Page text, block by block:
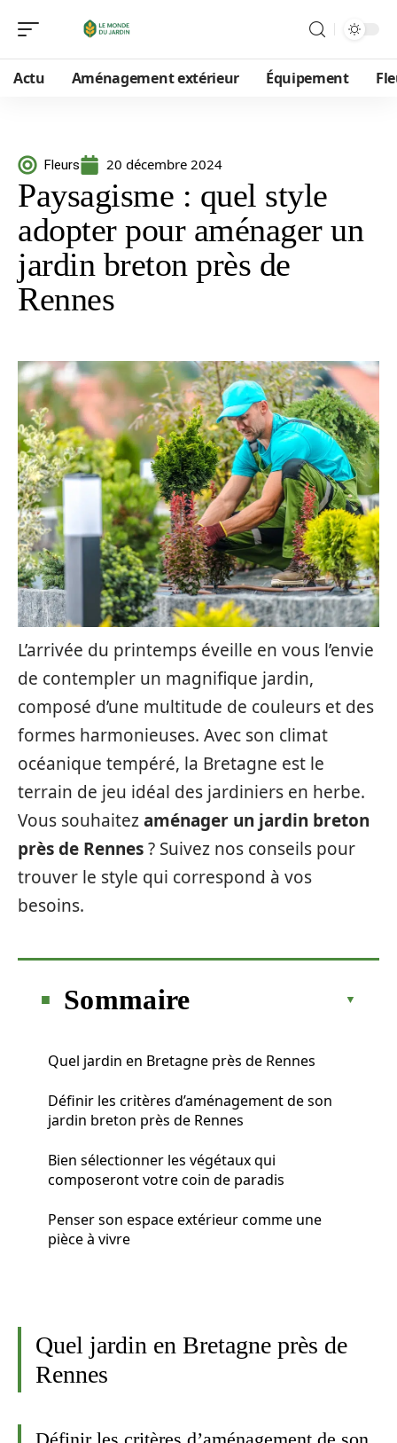
Actu Aménagement extérieur Équipement
Fleurs 20 décembre 2024
Paysagisme : quel style
adopter pour aménager un
jardin breton près de
Rennes
L’arrivée du printemps éveille en vous l’envie
de contempler un magnifique jardin,
composé d’une multitude de couleurs et des
formes harmonieuses. Avec son climat
océanique tempéré, la Bretagne est le
terrain de jeu idéal des jardiniers en herbe.
Vous souhaitezaménager un jardin breton
près de Rennes? Suivez nos conseils pour
trouver le style qui correspond à vos
besoins.
Sommaire
Quel jardin en Bretagne près de Rennes
Définir les critères d’aménagement de son
jardin breton près de Rennes
Bien sélectionner les végétaux qui
composeront votre coin de paradis
Penser son espace extérieur comme une
pièce à vivre
Quel jardin en Bretagne près de
Rennes